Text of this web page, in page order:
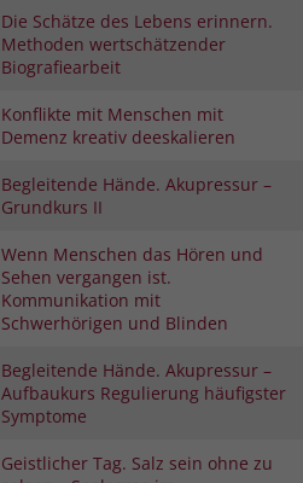
Die Schätze des Lebens erinnern.
Methoden wertschätzender
Biografiearbeit
Konflikte mit Menschen mit
Demenz kreativ deeskalieren
Begleitende Hände. Akupressur –
Grundkurs II
Wenn Menschen das Hören und
Sehen vergangen ist.
Kommunikation mit
Schwerhörigen und Blinden
Begleitende Hände. Akupressur –
Aufbaukurs Regulierung häufigster
Symptome
Geistlicher Tag. Salz sein ohne zu